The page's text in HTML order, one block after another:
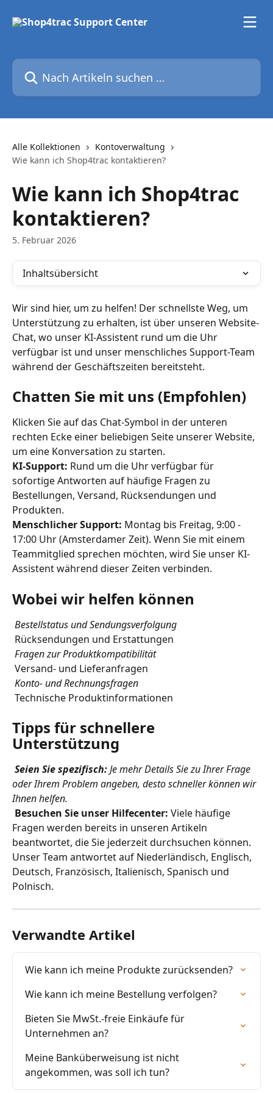
Nach Artikeln suchen …
Alle Kollektionen
Kontoverwaltung
Wie kann ich Shop4trac kontaktieren?
Wie kann ich Shop4trac
kontaktieren?
5. Februar 2026
Inhaltsübersicht
Wir sind hier, um zu helfen! Der schnellste Weg, um
Unterstützung zu erhalten, ist über unseren Website-
Chat, wo unser KI-Assistent rund um die Uhr
verfügbar ist und unser menschliches Support-Team
während der Geschäftszeiten bereitsteht.
Chatten Sie mit uns (Empfohlen)
Klicken Sie auf das Chat-Symbol in der unteren
rechten Ecke einer beliebigen Seite unserer Website,
um eine Konversation zu starten.
KI-Support: Rund um die Uhr verfügbar für
sofortige Antworten auf häufige Fragen zu
Bestellungen, Versand, Rücksendungen und
Produkten.
Menschlicher Support: Montag bis Freitag, 9:00 -
17:00 Uhr (Amsterdamer Zeit). Wenn Sie mit einem
Teammitglied sprechen möchten, wird Sie unser KI-
Assistent während dieser Zeiten verbinden.
Wobei wir helfen können
Bestellstatus und Sendungsverfolgung
Rücksendungen und Erstattungen
Fragen zur Produktkompatibilität
Versand- und Lieferanfragen
Konto- und Rechnungsfragen
Technische Produktinformationen
Tipps für schnellere
Unterstützung
Seien Sie spezifisch: Je mehr Details Sie zu Ihrer Frage
oder Ihrem Problem angeben, desto schneller können wir
Ihnen helfen.
Besuchen Sie unser Hilfecenter: Viele häufige
Fragen werden bereits in unseren Artikeln
beantwortet, die Sie jederzeit durchsuchen können.
Unser Team antwortet auf Niederländisch, Englisch,
Deutsch, Französisch, Italienisch, Spanisch und
Polnisch.
Verwandte Artikel
Wie kann ich meine Produkte zurücksenden?
Wie kann ich meine Bestellung verfolgen?
Bieten Sie MwSt.-freie Einkäufe für
Unternehmen an?
Meine Banküberweisung ist nicht
angekommen, was soll ich tun?